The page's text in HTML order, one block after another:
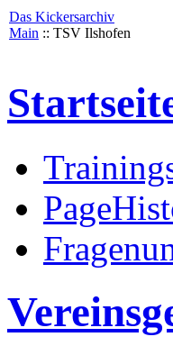
Das Kickersarchiv
Main :: TSV Ilshofen